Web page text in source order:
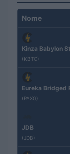
Nome
Kinza Babylon
(KBTC)
Eureka Bridged
(PAXG)
JDB
(JDB)